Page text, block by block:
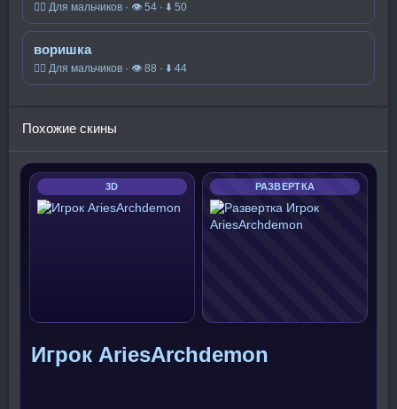
🧍‍♂️ Для мальчиков · 👁 54 · ⬇ 50
воришка
🧍‍♂️ Для мальчиков · 👁 88 · ⬇ 44
Похожие скины
3D РАЗВЕРТКА
Игрок AriesArchdemon